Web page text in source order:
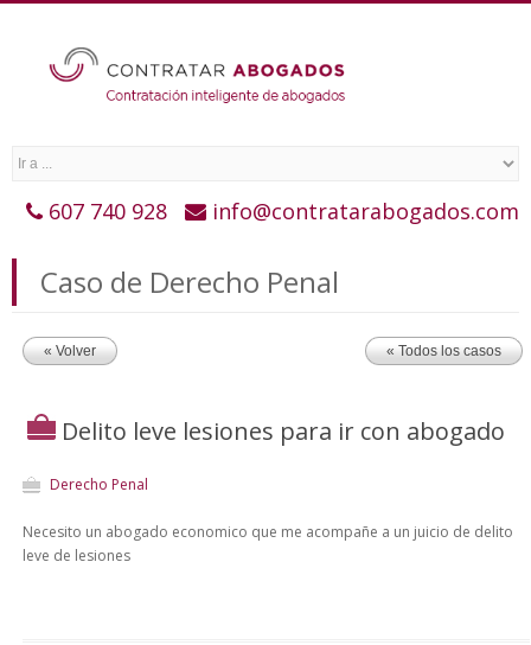
607 740 928 info@contratarabogados.com
Caso de Derecho Penal
« Volver « Todos los casos
Delito leve lesiones para ir con abogado
Derecho Penal
Necesito un abogado economico que me acompañe a un juicio de delito
leve de lesiones